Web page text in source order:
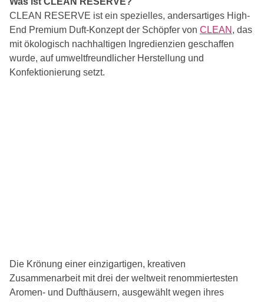
CLEAN RESERVE ist ein spezielles, andersartiges High-
End Premium Duft-Konzept der Schöpfer von CLEAN , das
mit ökologisch nachhaltigen Ingredienzien geschaffen
wurde, auf umweltfreundlicher Herstellung und
Konfektionierung setzt.
Die Krönung einer einzigartigen, kreativen
Zusammenarbeit mit drei der weltweit renommiertesten
Aromen- und Dufthäusern, ausgewählt wegen ihres